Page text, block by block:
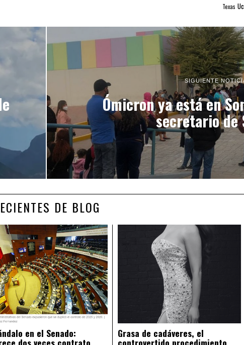
Texas
SIGUIENTE
Ómicron ya está en
secretario de
DE BLOG
en el Senado:
dos veces contrato
Grasa de cadáveres, el
controvertido procedimiento